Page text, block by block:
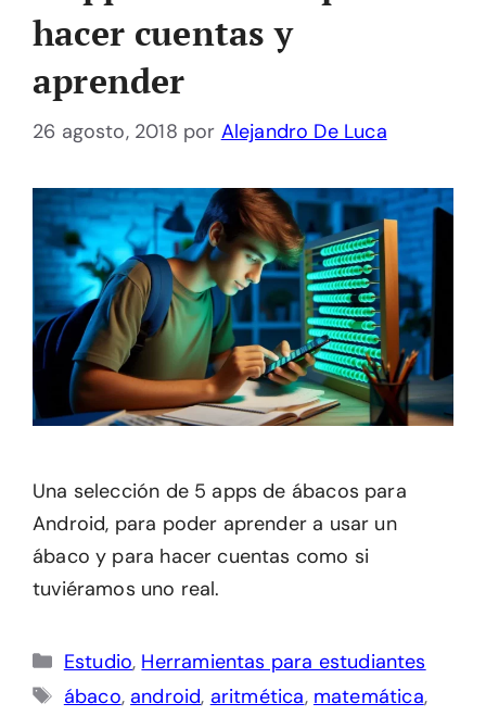
hacer cuentas y
aprender
26 agosto, 2018 por Alejandro De Luca
Una selección de 5 apps de ábacos para
Android, para poder aprender a usar un
ábaco y para hacer cuentas como si
tuviéramos uno real.
Categorías
Estudio, Herramientas para estudiantes
Etiquetas
ábaco, android, aritmética, matemática,